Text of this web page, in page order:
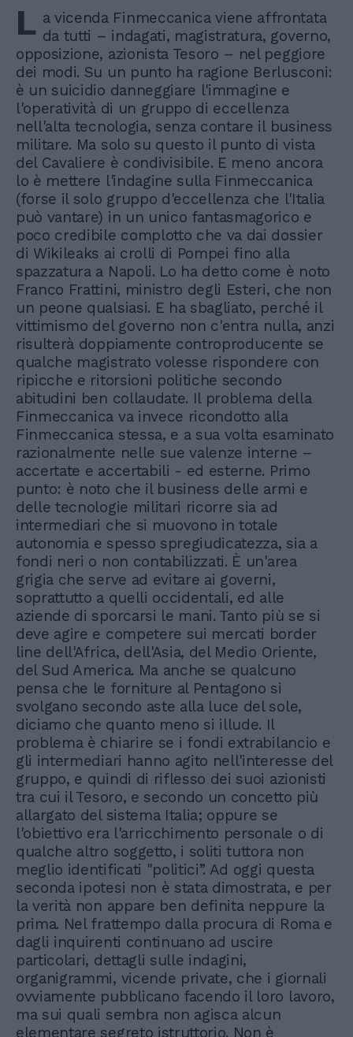
L a vicenda Finmeccanica viene affrontata
da tutti – indagati, magistratura, governo,
opposizione, azionista Tesoro – nel peggiore
dei modi. Su un punto ha ragione Berlusconi:
è un suicidio danneggiare l'immagine e
l'operatività di un gruppo di eccellenza
nell'alta tecnologia, senza contare il business
militare. Ma solo su questo il punto di vista
del Cavaliere è condivisibile. E meno ancora
lo è mettere l'indagine sulla Finmeccanica
(forse il solo gruppo d'eccellenza che l'Italia
può vantare) in un unico fantasmagorico e
poco credibile complotto che va dai dossier
di Wikileaks ai crolli di Pompei fino alla
spazzatura a Napoli. Lo ha detto come è noto
Franco Frattini, ministro degli Esteri, che non
un peone qualsiasi. E ha sbagliato, perché il
vittimismo del governo non c'entra nulla, anzi
risulterà doppiamente controproducente se
qualche magistrato volesse rispondere con
ripicche e ritorsioni politiche secondo
abitudini ben collaudate. Il problema della
Finmeccanica va invece ricondotto alla
Finmeccanica stessa, e a sua volta esaminato
razionalmente nelle sue valenze interne –
accertate e accertabili - ed esterne. Primo
punto: è noto che il business delle armi e
delle tecnologie militari ricorre sia ad
intermediari che si muovono in totale
autonomia e spesso spregiudicatezza, sia a
fondi neri o non contabilizzati. È un'area
grigia che serve ad evitare ai governi,
soprattutto a quelli occidentali, ed alle
aziende di sporcarsi le mani. Tanto più se si
deve agire e competere sui mercati border
line dell'Africa, dell'Asia, del Medio Oriente,
del Sud America. Ma anche se qualcuno
pensa che le forniture al Pentagono si
svolgano secondo aste alla luce del sole,
diciamo che quanto meno si illude. Il
problema è chiarire se i fondi extrabilancio e
gli intermediari hanno agito nell'interesse del
gruppo, e quindi di riflesso dei suoi azionisti
tra cui il Tesoro, e secondo un concetto più
allargato del sistema Italia; oppure se
l'obiettivo era l'arricchimento personale o di
qualche altro soggetto, i soliti tuttora non
meglio identificati "politici”. Ad oggi questa
seconda ipotesi non è stata dimostrata, e per
la verità non appare ben definita neppure la
prima. Nel frattempo dalla procura di Roma e
dagli inquirenti continuano ad uscire
particolari, dettagli sulle indagini,
organigrammi, vicende private, che i giornali
ovviamente pubblicano facendo il loro lavoro,
ma sui quali sembra non agisca alcun
elementare segreto istruttorio. Non è